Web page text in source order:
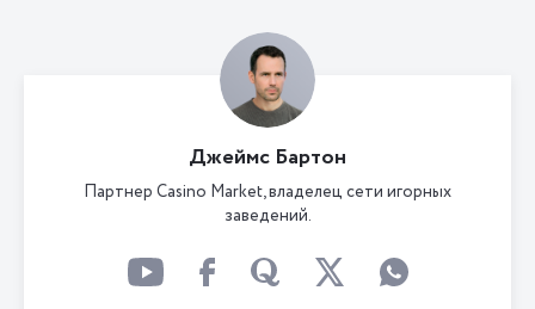
Джеймс Бартон
Партнер Casino Market, владелец сети игорных
заведений.